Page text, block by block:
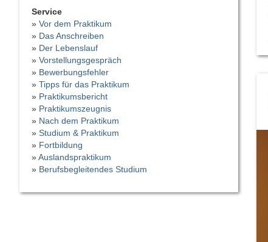
Service
» Vor dem Praktikum
» Das Anschreiben
» Der Lebenslauf
» Vorstellungsgespräch
» Bewerbungsfehler
» Tipps für das Praktikum
» Praktikumsbericht
» Praktikumszeugnis
» Nach dem Praktikum
» Studium & Praktikum
» Fortbildung
»Auslandspraktikum
» Berufsbegleitendes Studium